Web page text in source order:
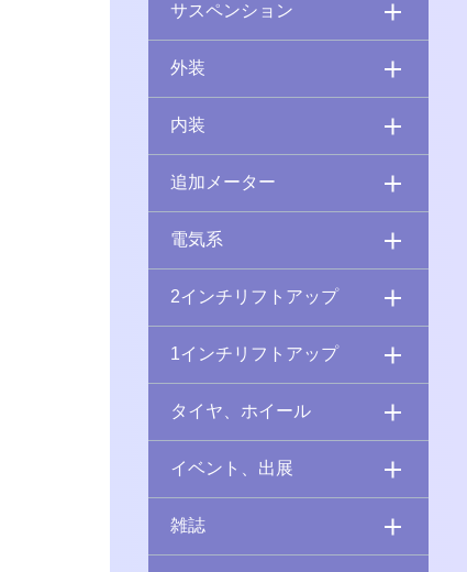
サスペンション
外装
内装
追加メーター
電気系
2インチリフトアップ
1インチリフトアップ
タイヤ、ホイール
イベント、出展
雑誌